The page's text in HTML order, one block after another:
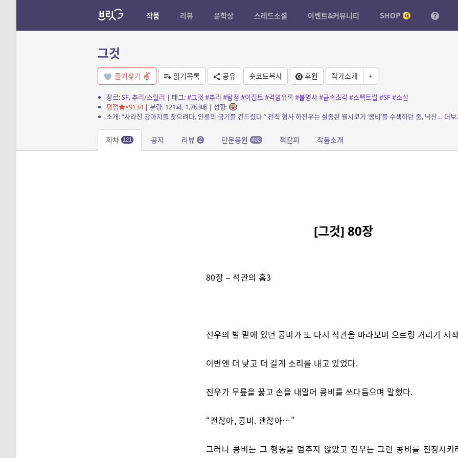
작품 리뷰 문학상 스레드소설 이벤트&커뮤니티 SHOP
그것
즐겨찾기 읽기목록 공유 숏코드복사 후원 작가소개 +
장르:SF, 추리/스릴러 | 태그:#그것 #추리 #탐정 #이집트#격암유록#불영사#금속조각#스펙트럴 #SF#소설
평점
×9134| 분량: 121회, 1,763매 | 성향:
소개: “사라진 강아지를 찾으려다, 인류의 금기를 건드렸다.” 전직 형사 하진우는 실종된 웰시코기 ‘콩비’를 수색하던 중, 낙산공원에서 기이한 탄흔과 함께 정체불명의... 더보
회차 121 공지 리뷰 2 단문응원 402 책갈피 작품소개
[그것] 80장
80장 – 석관의 홈3
진우의 발 밑에 있던 콩비가 또 다시 석관을 바라보며 으르렁 거리기 시
이번엔 더 낮고 더 길게 소리를 내고 있었다.
진우가 무릎을 꿇고 손을 내밀어 콩비를 쓰다듬으며 말했다.
“괜찮아, 콩비. 괜찮아…”
그러나 콩비는 그 행동을 멈추지 않았고 진우는 그런 콩비를 진정시키